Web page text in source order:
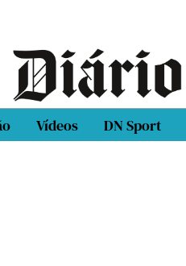
Vídeos DN Sport